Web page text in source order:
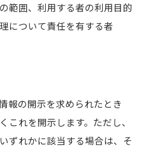
範囲、利用する者の利用目的
について責任を有する者
報の開示を求められたとき
これを開示します。ただし、
ずれかに該当する場合は、そ